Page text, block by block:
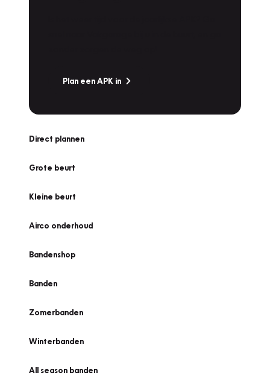
Plan een APK in
Direct plannen
Grote beurt
Kleine beurt
Airco onderhoud
Bandenshop
Banden
Zomerbanden
Winterbanden
All season banden